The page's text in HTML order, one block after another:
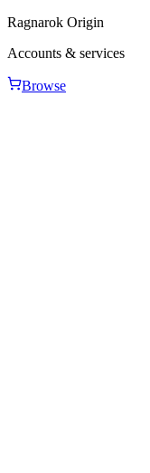
Ragnarok Origin
Accounts & services
Browse